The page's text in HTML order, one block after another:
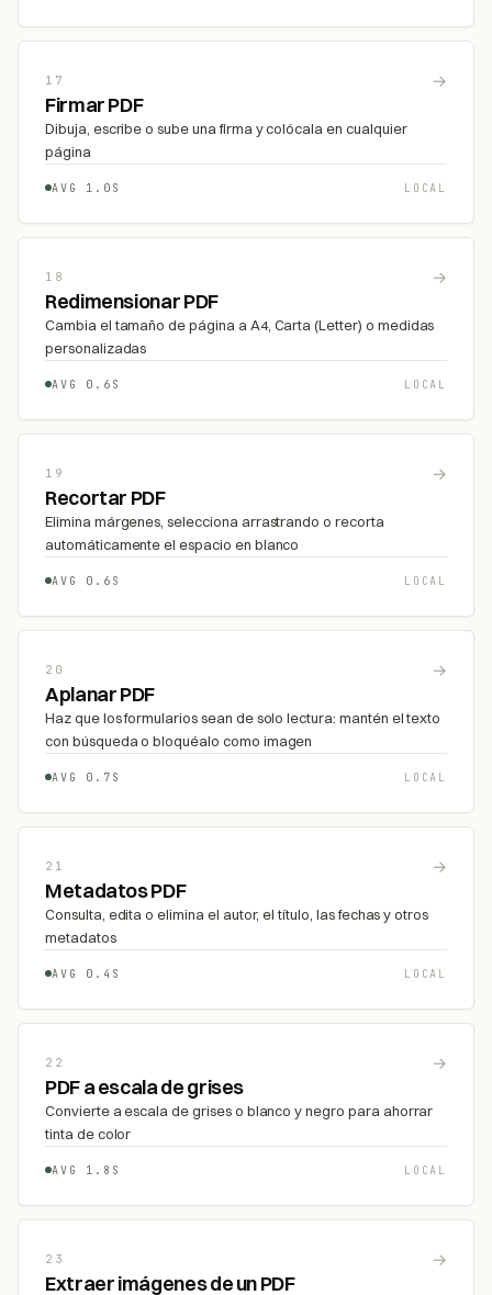
17 →
Firmar PDF
Dibuja, escribe o sube una firma y colócala en cualquier
página
AVG 1.0S LOCAL
18 →
Redimensionar PDF
Cambia el tamaño de página a A4, Carta (Letter) o medidas
personalizadas
AVG 0.6S LOCAL
19 →
Recortar PDF
Elimina márgenes, selecciona arrastrando o recorta
automáticamente el espacio en blanco
AVG 0.6S LOCAL
20 →
Aplanar PDF
Haz que los formularios sean de solo lectura: mantén el texto
con búsqueda o bloquéalo como imagen
AVG 0.7S LOCAL
21 →
Metadatos PDF
Consulta, edita o elimina el autor, el título, las fechas y otros
metadatos
AVG 0.4S LOCAL
22 →
PDF a escala de grises
Convierte a escala de grises o blanco y negro para ahorrar
tinta de color
AVG 1.8S LOCAL
23 →
Extraer imágenes de un PDF